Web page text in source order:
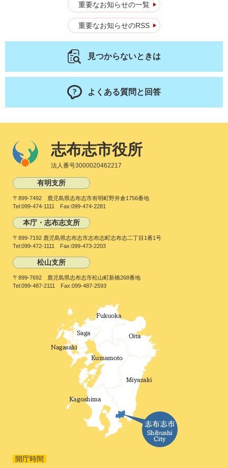
重要なお知らせの一覧
重要なお知らせのRSS
見つからないときは
よくある質問と回答
志布志市役所
法人番号3000020462217
有明支所
〒899-7492 鹿児島県志布志市有明町野井倉1756番地
Tel:099-474-1111 Fax:099-474-2281
本庁・志布志支所
〒899-7192 鹿児島県志布志市志布志町志布志二丁目1番1号
Tel:099-472-1111 Fax:099-473-2203
松山支所
〒899-7692 鹿児島県志布志市松山町新橋268番地
Tel:099-487-2111 Fax:099-487-2593
開庁時間